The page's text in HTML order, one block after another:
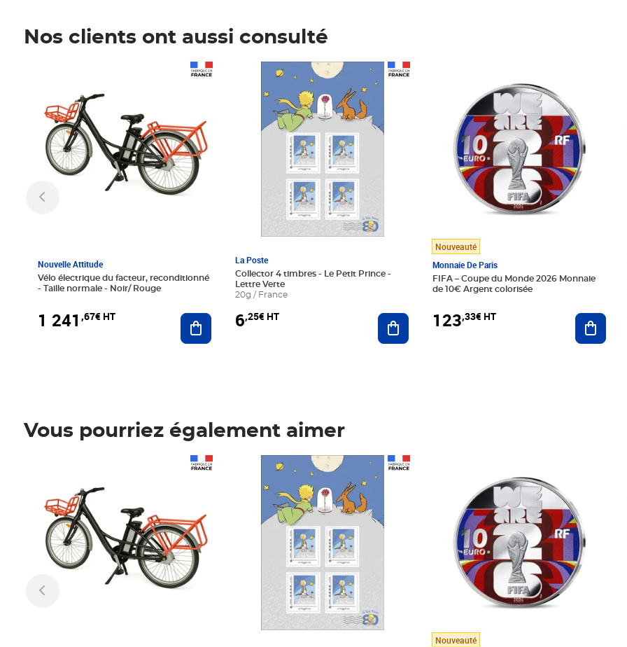
Nos clients ont aussi consulté
Nouvelle Attitude
Vélo électrique du facteur, reconditionné
- Taille normale - Noir/ Rouge
1 241 ,67€ HT Ajouter au panier
La Poste
Collector 4 timbres - Le Petit Prince -
Lettre Verte
20g / France
6,25€ HT
Prix 6,25€ HT
Ajouter au panier
Nouveauté
Monnaie De Paris
FIFA – Coupe du Monde 2026 Monnaie
de 10€ Argent colorisée
123,33€ HT
Vous pourriez également aimer
Prix 6,25€ HT
Nouveauté